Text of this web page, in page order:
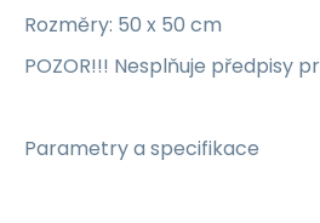
Rozměry: 50 x 50 cm
POZOR!!! Nesplňuje předpisy
Parametry a specifikace